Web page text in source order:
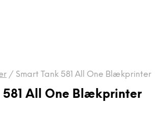
/ Smart Tank 581 All One Blækprinter
581 All One Blækprinter